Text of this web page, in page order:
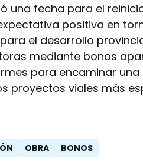
una fecha para el
positiva en
el desarrollo
mediante bonos
para encaminar una
proyectos viales más
OBRA BONOS